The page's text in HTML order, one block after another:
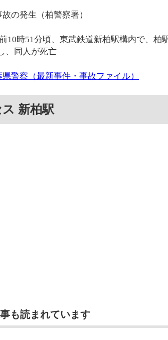
の発生（柏警察署）
10時51分頃、東武鉄道新柏駅構内で、柏
、同人が死亡
県警察（最新事件・事故ファイル）
新柏駅
も読まれています